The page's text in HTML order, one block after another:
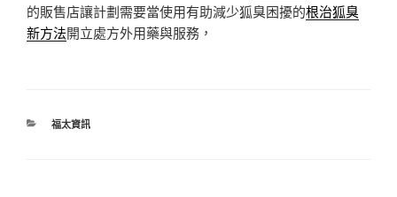
的販售店讓計劃需要當使用有助減少狐臭困擾的根治狐臭
新方法開立處方外用藥與服務，
分
福太資訊